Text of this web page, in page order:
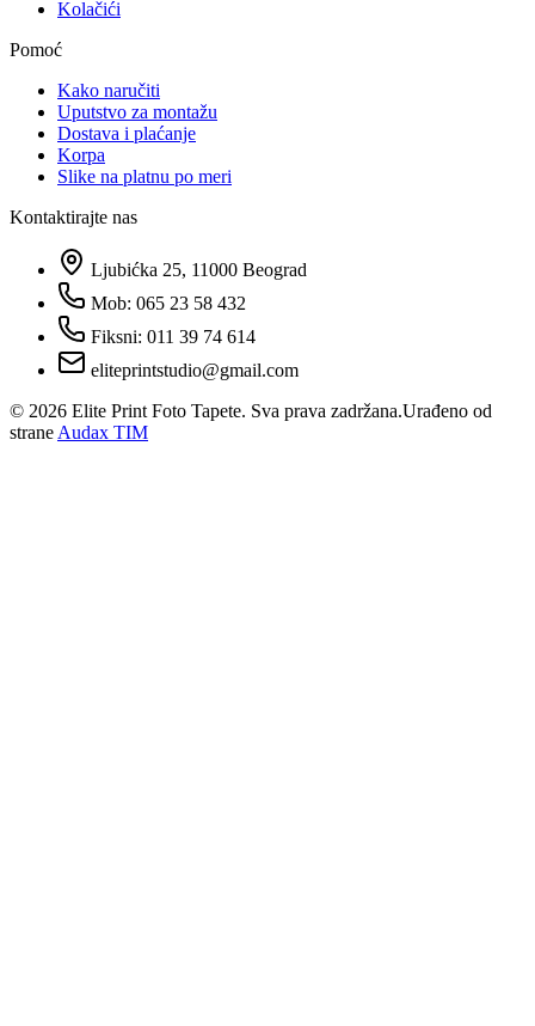
Kolačići
Pomoć
Kako naručiti
Uputstvo za montažu
Dostava i plaćanje
Korpa
Slike na platnu po meri
Kontaktirajte nas
Ljubićka 25, 11000 Beograd
Mob: 065 23 58 432
Fiksni: 011 39 74 614
eliteprintstudio@gmail.com
© 2026 Elite Print Foto Tapete. Sva prava zadržana.Urađeno od
strane Audax TIM